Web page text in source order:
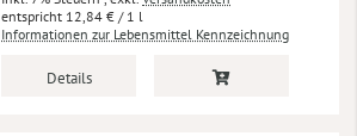
12,84 € / 1 l
Informationen zur Lebensmittel Kennzeichnung
Details